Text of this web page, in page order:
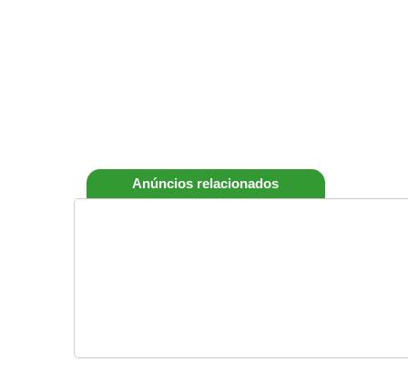
Anúncios relacionados